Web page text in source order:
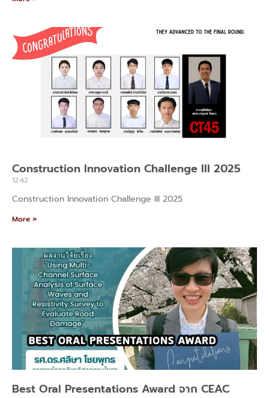
Construction Innovation Challenge III 2025
12:42
Construction Innovation Challenge III 2025
More »
Best Oral Presentations Award จาก CEAC